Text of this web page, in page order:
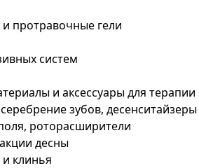
протравочные гели
систем
и аксессуары для терапии
зубов, десенситайзеры
роторасширители
десны
клинья